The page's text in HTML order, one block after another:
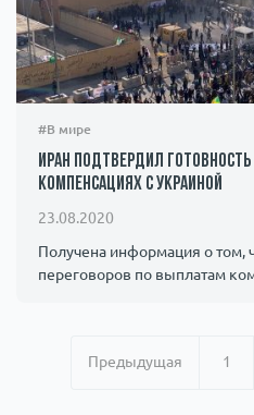
#В мире
Иран подтвердил готовность
компенсациях с Украиной
23.08.2020
Получена информация о том,
переговоров по выплатам
Предыдущая 1